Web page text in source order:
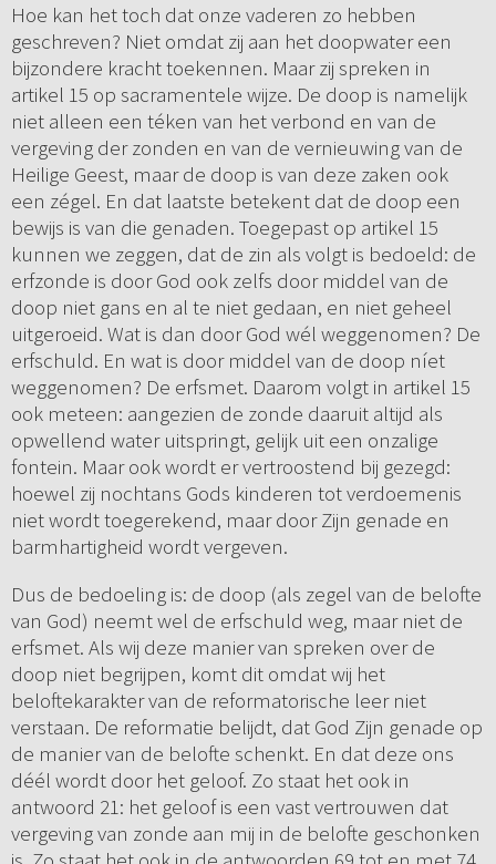
Hoe kan het toch dat onze vaderen zo hebben
geschreven? Niet omdat zij aan het doopwater een
bijzondere kracht toekennen. Maar zij spreken in
artikel 15 op sacramentele wijze. De doop is namelijk
niet alleen een téken van het verbond en van de
vergeving der zonden en van de vernieuwing van de
Heilige Geest, maar de doop is van deze zaken ook
een zégel. En dat laatste betekent dat de doop een
bewijs is van die genaden. Toegepast op artikel 15
kunnen we zeggen, dat de zin als volgt is bedoeld: de
erfzonde is door God ook zelfs door middel van de
doop niet gans en al te niet gedaan, en niet geheel
uitgeroeid. Wat is dan door God wél weggenomen? De
erfschuld. En wat is door middel van de doop níet
weggenomen? De erfsmet. Daarom volgt in artikel 15
ook meteen: aangezien de zonde daaruit altijd als
opwellend water uitspringt, gelijk uit een onzalige
fontein. Maar ook wordt er vertroostend bij gezegd:
hoewel zij nochtans Gods kinderen tot verdoemenis
niet wordt toegerekend, maar door Zijn genade en
barmhartigheid wordt vergeven.
Dus de bedoeling is: de doop (als zegel van de belofte
van God) neemt wel de erfschuld weg, maar niet de
erfsmet. Als wij deze manier van spreken over de
doop niet begrijpen, komt dit omdat wij het
beloftekarakter van de reformatorische leer niet
verstaan. De reformatie belijdt, dat God Zijn genade op
de manier van de belofte schenkt. En dat deze ons
déél wordt door het geloof. Zo staat het ook in
antwoord 21: het geloof is een vast vertrouwen dat
vergeving van zonde aan mij in de belofte geschonken